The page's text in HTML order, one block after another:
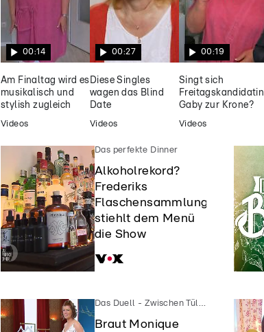
00:14
Am Finaltag wird es
musikalisch und
stylish zugleich
Videos
00:27
Diese Singles
wagen das Blind
Date
Videos
00:19
Singt sich
Freitagskandidatin
Gaby zur Krone?
Videos
Das perfekte Dinner
Alkoholrekord?
Frederiks
Flaschensammlung
stiehlt dem Menü
die Show
Braut Monique